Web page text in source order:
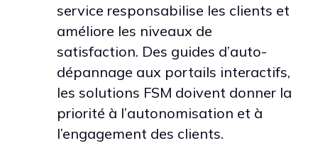
service responsabilise les clients et
améliore les niveaux de
satisfaction. Des guides d’auto-
dépannage aux portails interactifs,
les solutions FSM doivent donner la
priorité à l’autonomisation et à
l’engagement des clients.